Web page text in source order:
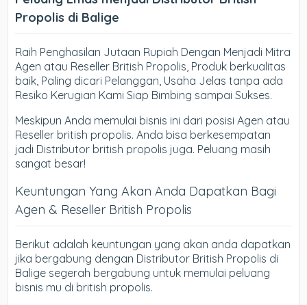
Propolis di Balige
Raih Penghasilan Jutaan Rupiah Dengan Menjadi Mitra
Agen atau Reseller British Propolis, Produk berkualitas
baik, Paling dicari Pelanggan, Usaha Jelas tanpa ada
Resiko Kerugian Kami Siap Bimbing sampai Sukses.
Meskipun Anda memulai bisnis ini dari posisi Agen atau
Reseller british propolis. Anda bisa berkesempatan
jadi Distributor british propolis juga. Peluang masih
sangat besar!
Keuntungan Yang Akan Anda Dapatkan Bagi
Agen & Reseller British Propolis
Berikut adalah keuntungan yang akan anda dapatkan
jika bergabung dengan Distributor British Propolis di
Balige segerah bergabung untuk memulai peluang
bisnis mu di british propolis.